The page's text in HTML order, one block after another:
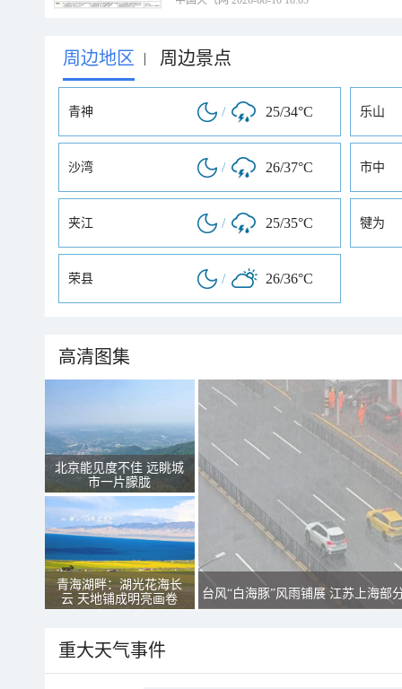
周边地区 | 周边景点
青神 / 25/34°C 乐山
沙湾 / 26/37°C 市中
夹江 / 25/35°C 犍为
荣县 / 26/36°C
高清图集
北京能见度不佳 远眺城
市一片朦胧
青海湖畔：湖光花海长
云 天地铺成明亮画卷
台风“白海豚”风雨铺展 江苏上海部
重大天气事件